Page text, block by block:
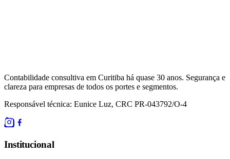
Contabilidade consultiva em Curitiba há quase 30 anos. Segurança e
clareza para empresas de todos os portes e segmentos.
Responsável técnica: Eunice Luz, CRC PR-043792/O-4
Institucional